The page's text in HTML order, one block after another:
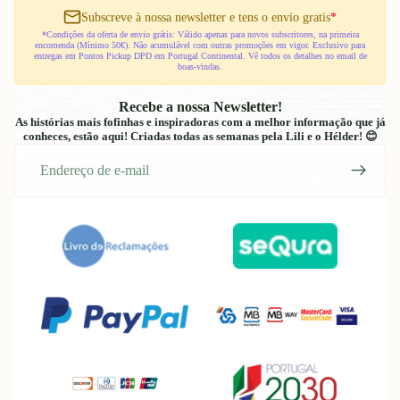
Subscreve à nossa newsletter e tens o envio gratis*
*Condições da oferta de envio grátis: Válido apenas para novos subscritores, na primeira
encomenda (Mínimo 50€). Não acumulável com outras promoções em vigor. Exclusivo para
entregas em Pontos Pickup DPD em Portugal Continental. Vê todos os detalhes no email de
boas-vindas.
Recebe a nossa Newsletter!
As histórias mais fofinhas e inspiradoras com a melhor informação que já
conheces, estão aqui! Criadas todas as semanas pela Lili e o Hélder! 😊